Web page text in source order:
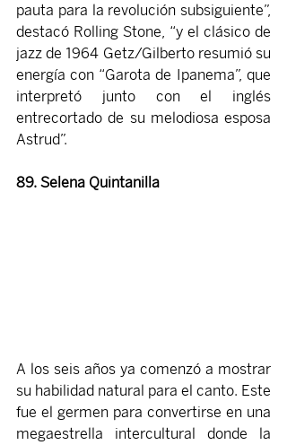
pauta para la revolución subsiguiente”,
destacó Rolling Stone, “y el clásico de
jazz de 1964 Getz/Gilberto resumió su
energía con “Garota de Ipanema”, que
interpretó junto con el inglés
entrecortado de su melodiosa esposa
Astrud”.
89. Selena Quintanilla
A los seis años ya comenzó a mostrar
su habilidad natural para el canto. Este
fue el germen para convertirse en una
megaestrella intercultural donde la